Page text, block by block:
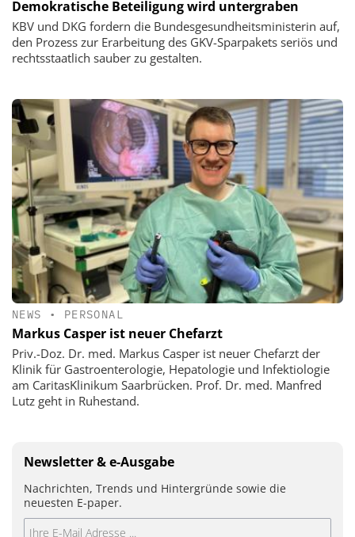
Demokratische Beteiligung wird untergraben
KBV und DKG fordern die Bundesgesundheitsministerin auf,
den Prozess zur Erarbeitung des GKV-Sparpakets seriös und
rechtsstaatlich sauber zu gestalten.
NEWS • PERSONAL
Markus Casper ist neuer Chefarzt
Priv.-Doz. Dr. med. Markus Casper ist neuer Chefarzt der
Klinik für Gastroenterologie, Hepatologie und Infektiologie
am CaritasKlinikum Saarbrücken. Prof. Dr. med. Manfred
Lutz geht in Ruhestand.
Newsletter & e-Ausgabe
Nachrichten, Trends und Hintergründe sowie die
neuesten E-paper.